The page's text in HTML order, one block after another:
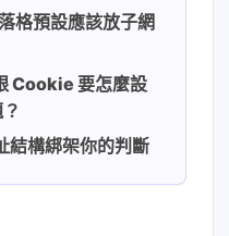
格預設應該放子網
Cookie 要怎麼設
結構綁架你的判斷